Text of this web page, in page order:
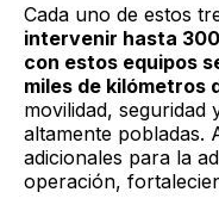
Cada uno de estos
intervenir hasta
con estos equipos
miles de kilómetros
movilidad, seguridad
altamente pobladas.
adicionales para la
operación,